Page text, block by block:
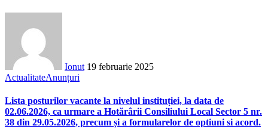
Ionut 19 februarie 2025
ActualitateAnunțuri
Lista posturilor vacante la nivelul instituției, la data de
02.06.2026, ca urmare a Hotărârii Consiliului Local Sector 5 nr.
38 din 29.05.2026, precum și a formularelor de optiuni si acord.